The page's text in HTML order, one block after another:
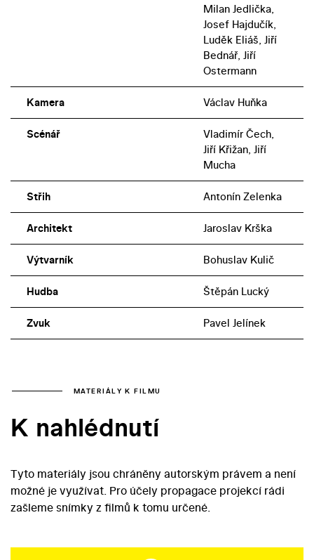
Milan Jedlička,
Josef Hajdučík,
Luděk Eliáš, Jiří
Bednář, Jiří
Ostermann
Kamera Václav Huňka
Scénář
Vladimír Čech,
Jiří Křižan, Jiří
Mucha
Střih Antonín Zelenka
Architekt Jaroslav Krška
Výtvarník Bohuslav Kulič
Hudba Štěpán Lucký
Zvuk Pavel Jelínek
MATERIÁLY K FILMU
K nahlédnutí
Tyto materiály jsou chráněny autorským právem a není
možné je využívat. Pro účely propagace projekcí rádi
zašleme snímky z filmů k tomu určené.